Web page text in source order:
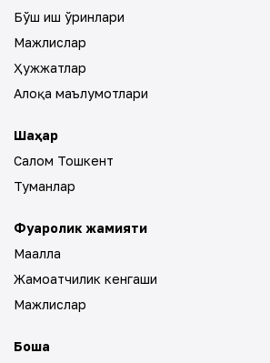
Бўш иш ўринлари
Мажлислар
Ҳужжатлар
Алоқа маълумотлари
Шаҳар
Салом Тошкент
Туманлар
Фуқаролик жамияти
Маҳалла
Жамоатчилик кенгаши
Мажлислар
Бошқа